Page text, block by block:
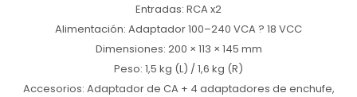
Entradas: RCA x2
Alimentación: Adaptador 100–240 VCA ? 18 VCC
Dimensiones: 200 × 113 × 145 mm
Peso: 1,5 kg (L) / 1,6 kg (R)
Accesorios: Adaptador de CA + 4 adaptadores de enchufe,